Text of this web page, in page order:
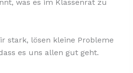
was es im Klassenrat zu
stark, lösen kleine Probleme
es uns allen gut geht.